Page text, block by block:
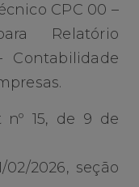
CPC 00 –
Relatório
Contabilidade
nº 15, de 9 de
2026, seção